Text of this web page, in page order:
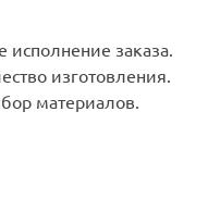
исполнение заказа.
изготовления.
материалов.